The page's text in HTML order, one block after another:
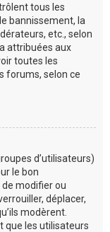
tous les
bannissement, la
etc., selon
attribuées aux
toutes les
forums, selon ce
d’utilisateurs)
le bon
modifier ou
déplacer,
modèrent.
que les utilisateurs